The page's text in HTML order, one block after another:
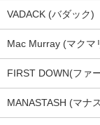
VADACK (バダック)
Mac Murray (マクマ
FIRST DOWN(ファ
MANASTASH (マナ